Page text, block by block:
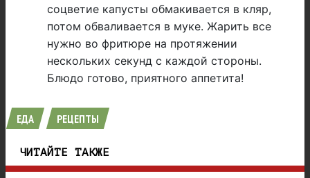
соцветие капусты обмакивается в кляр,
потом обваливается в муке. Жарить все
нужно во фритюре на протяжении
нескольких секунд с каждой стороны.
Блюдо готово, приятного аппетита!
ЕДА РЕЦЕПТЫ
ЧИТАЙТЕ ТАКЖЕ